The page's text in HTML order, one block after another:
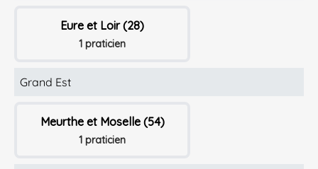
Eure et Loir (28)
1 praticien
Grand Est
Meurthe et Moselle (54)
1 praticien